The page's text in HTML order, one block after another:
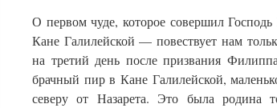
О первом чуде, которое совершил
Кане Галилейской — повествует нам
на третий день после призвания
брачный пир в Кане Галилейской,
северу от Назарета. Это была родина